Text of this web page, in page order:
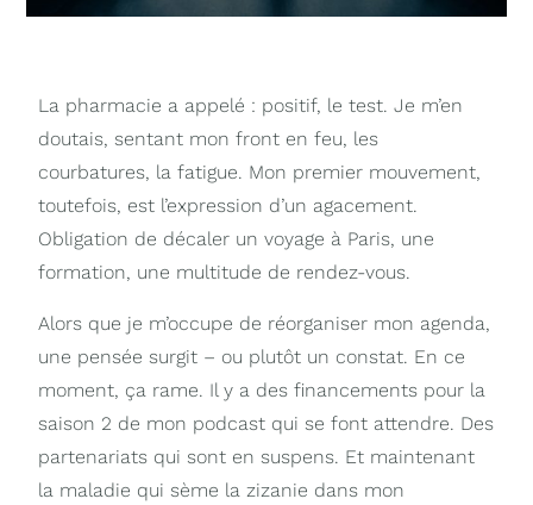
La pharmacie a appelé : positif, le test. Je m’en
doutais, sentant mon front en feu, les
courbatures, la fatigue. Mon premier mouvement,
toutefois, est l’expression d’un agacement.
Obligation de décaler un voyage à Paris, une
formation, une multitude de rendez-vous.
Alors que je m’occupe de réorganiser mon agenda,
une pensée surgit – ou plutôt un constat. En ce
moment, ça rame. Il y a des financements pour la
saison 2 de mon podcast qui se font attendre. Des
partenariats qui sont en suspens. Et maintenant
la maladie qui sème la zizanie dans mon